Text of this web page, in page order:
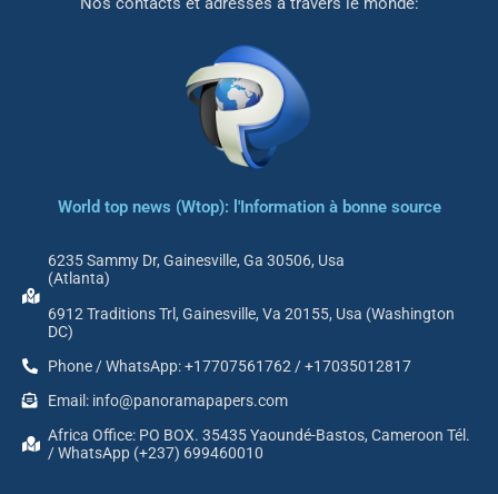
World top news (Wtop): l'Information à bonne source
6235 Sammy Dr, Gainesville, Ga 30506, Usa
(Atlanta)
6912 Traditions Trl, Gainesville, Va 20155, Usa (Washington
DC)
Phone / WhatsApp: +17707561762 / +17035012817
Email: info@panoramapapers.com
Africa Office: PO BOX. 35435 Yaoundé-Bastos, Cameroon Tél.
/ WhatsApp (+237) 699460010